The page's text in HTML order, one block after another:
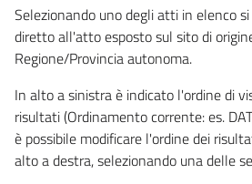
Selezionando uno degli atti in elenco
diretto all'atto esposto sul sito di
Regione/Provincia autonoma.
In alto a sinistra è indicato l'ordine di
risultati (Ordinamento corrente: es.
è possibile modificare l'ordine dei
alto a destra, selezionando una delle